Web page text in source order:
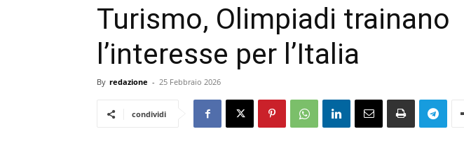
Turismo, Olimpiadi trainano
l’interesse per l’Italia
By redazione - 25 Febbraio 2026
condividi